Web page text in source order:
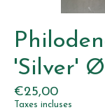
'Silver'
€25,00
Taxes incluses